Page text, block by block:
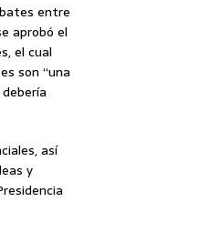
entre
aprobó el
el cual
son “una
así
y